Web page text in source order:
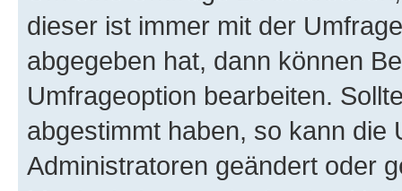
dieser ist immer mit der
abgegeben hat, dann können
Umfrageoption bearbeiten.
abgestimmt haben, so kann
Administratoren geändert oder